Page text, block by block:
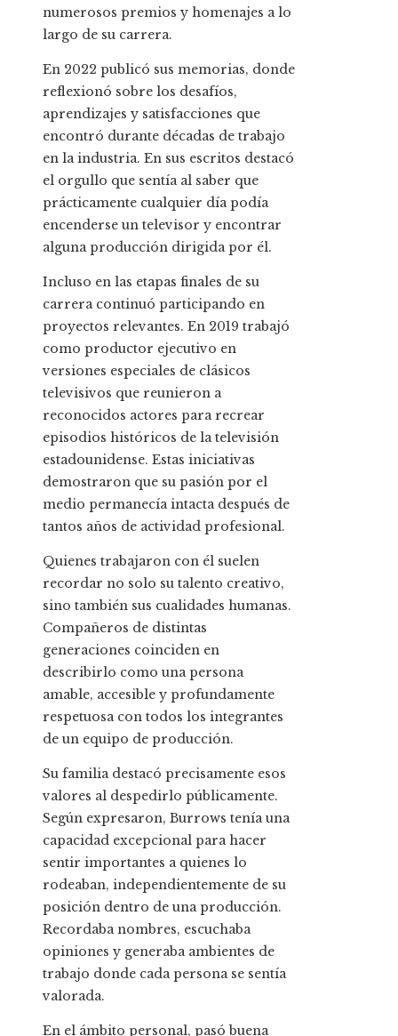
numerosos premios y homenajes a lo
largo de su carrera.
En 2022 publicó sus memorias, donde
reflexionó sobre los desafíos,
aprendizajes y satisfacciones que
encontró durante décadas de trabajo
en la industria. En sus escritos destacó
el orgullo que sentía al saber que
prácticamente cualquier día podía
encenderse un televisor y encontrar
alguna producción dirigida por él.
Incluso en las etapas finales de su
carrera continuó participando en
proyectos relevantes. En 2019 trabajó
como productor ejecutivo en
versiones especiales de clásicos
televisivos que reunieron a
reconocidos actores para recrear
episodios históricos de la televisión
estadounidense. Estas iniciativas
demostraron que su pasión por el
medio permanecía intacta después de
tantos años de actividad profesional.
Quienes trabajaron con él suelen
recordar no solo su talento creativo,
sino también sus cualidades humanas.
Compañeros de distintas
generaciones coinciden en
describirlo como una persona
amable, accesible y profundamente
respetuosa con todos los integrantes
de un equipo de producción.
Su familia destacó precisamente esos
valores al despedirlo públicamente.
Según expresaron, Burrows tenía una
capacidad excepcional para hacer
sentir importantes a quienes lo
rodeaban, independientemente de su
posición dentro de una producción.
Recordaba nombres, escuchaba
opiniones y generaba ambientes de
trabajo donde cada persona se sentía
valorada.
En el ámbito personal, pasó buena